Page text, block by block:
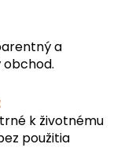
a
k životnému
použitia